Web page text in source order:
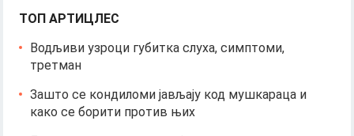
ТОП АРТИЦЛЕС
Водљиви узроци губитка слуха, симптоми,
третман
Зашто се кондиломи јављају код мушкараца и
како се борити против њих